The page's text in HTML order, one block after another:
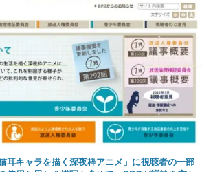
耳キャラを描く深夜枠アニメ」に視聴者の一部